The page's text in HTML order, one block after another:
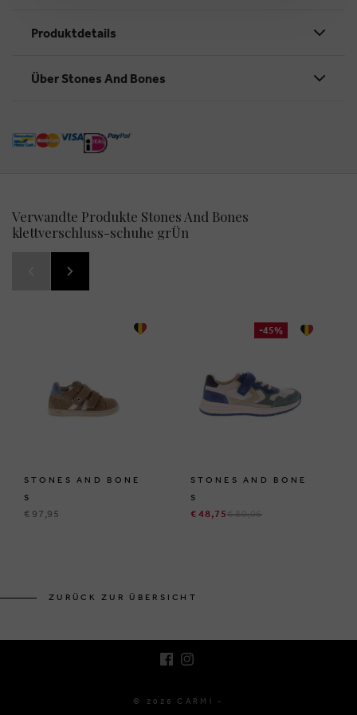
Produktdetails
Über Stones And Bones
Verwandte Produkte Stones And Bones
klettverschluss-schuhe grÜn
STONES AND BONE
S
€ 97,95
-45%
STONES AND BONE
S
€ 48,75€ 89,95
ZURÜCK ZUR ÜBERSICHT
© 2026 CARMI -